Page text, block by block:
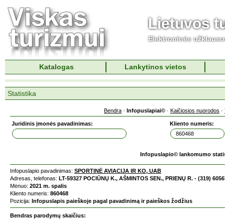
Lietuvos
Elektroninės
Katalogas Lankytinos vietos
Statistika
Bendra · Infopuslapiai© · Kaičiosios nuorodos ·
Juridinis įmonės pavadinimas: Kliento numeris:
Infopuslapio© lankomumo
Infopuslapio pavadinimas: SPORTINĖ AVIACIJA IR KO, UAB
Adresas, telefonas: LT-59327 POCIŪNŲ K., AŠMINTOS SEN., PRIENŲ R. - (319)
Mėnuo: 2021 m. spalis
Kliento numeris: 860468
Pozicija: Infopuslapis paieškoje pagal pavadinimą ir paieškos žodžius
Bendras parodymų skaičius: